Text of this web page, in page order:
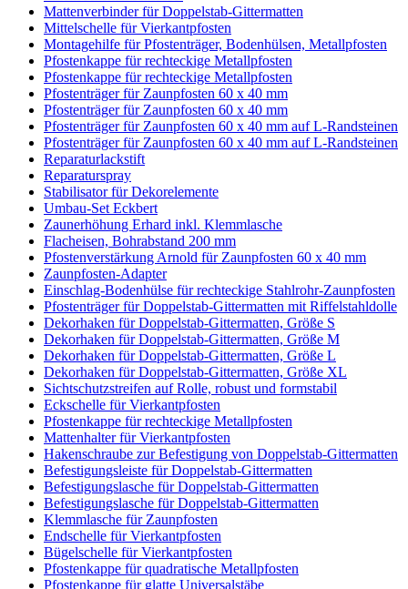
Mattenverbinder für Doppelstab-Gittermatten
Mittelschelle für Vierkantpfosten
Montagehilfe für Pfostenträger, Bodenhülsen, Metallpfosten
Pfostenkappe für rechteckige Metallpfosten
Pfostenkappe für rechteckige Metallpfosten
Pfostenträger für Zaunpfosten 60 x 40 mm
Pfostenträger für Zaunpfosten 60 x 40 mm
Pfostenträger für Zaunpfosten 60 x 40 mm auf L-Randsteinen
Pfostenträger für Zaunpfosten 60 x 40 mm auf L-Randsteinen
Reparaturlackstift
Reparaturspray
Stabilisator für Dekorelemente
Umbau-Set Eckbert
Zaunerhöhung Erhard inkl. Klemmlasche
Flacheisen, Bohrabstand 200 mm
Pfostenverstärkung Arnold für Zaunpfosten 60 x 40 mm
Zaunpfosten-Adapter
Einschlag-Bodenhülse für rechteckige Stahlrohr-Zaunpfosten
Pfostenträger für Doppelstab-Gittermatten mit Riffelstahldolle
Dekorhaken für Doppelstab-Gittermatten, Größe S
Dekorhaken für Doppelstab-Gittermatten, Größe M
Dekorhaken für Doppelstab-Gittermatten, Größe L
Dekorhaken für Doppelstab-Gittermatten, Größe XL
Sichtschutzstreifen auf Rolle, robust und formstabil
Eckschelle für Vierkantpfosten
Pfostenkappe für rechteckige Metallpfosten
Mattenhalter für Vierkantpfosten
Hakenschraube zur Befestigung von Doppelstab-Gittermatten
Befestigungsleiste für Doppelstab-Gittermatten
Befestigungslasche für Doppelstab-Gittermatten
Befestigungslasche für Doppelstab-Gittermatten
Klemmlasche für Zaunpfosten
Endschelle für Vierkantpfosten
Bügelschelle für Vierkantpfosten
Pfostenkappe für quadratische Metallpfosten
Pfostenkappe für glatte Universalstäbe